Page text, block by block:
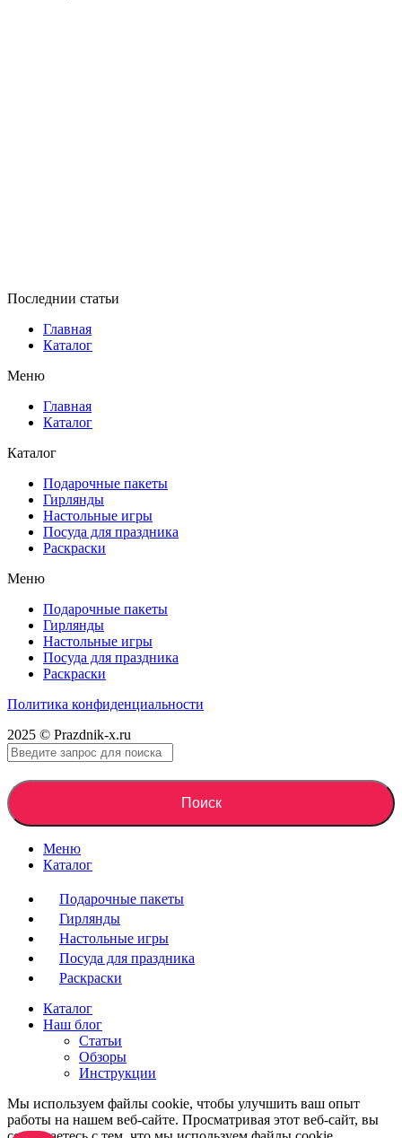
Последнии статьи
Главная
Каталог
Меню
Главная
Каталог
Каталог
Подарочные пакеты
Гирлянды
Настольные игры
Посуда для праздника
Раскраски
Меню
Подарочные пакеты
Гирлянды
Настольные игры
Посуда для праздника
Раскраски
Политика конфиденциальности
2025 © Prazdnik-x.ru
Поиск
Меню
Каталог
Подарочные пакеты
Гирлянды
Настольные игры
Посуда для праздника
Раскраски
Каталог
Наш блог
Статьи
Обзоры
Инструкции
Мы используем файлы cookie, чтобы улучшить ваш опыт
работы на нашем веб-сайте. Просматривая этот веб-сайт, вы